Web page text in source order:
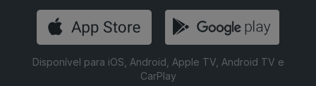
Disponível para iOS, Android, Apple TV, Android TV e
CarPlay